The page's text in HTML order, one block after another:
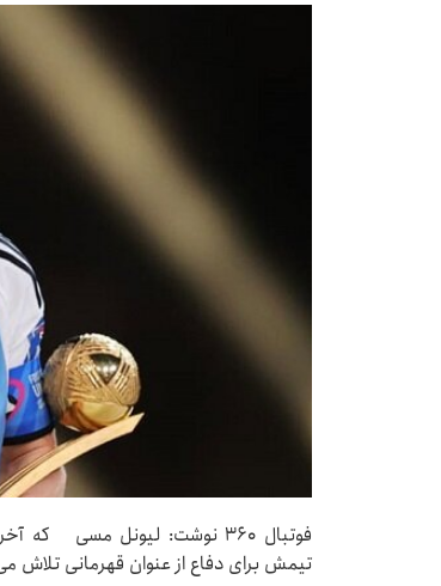
فوتبال ۳۶۰ نوشت: لیونل مسی
تیمش برای دفاع از عنوان قهرمانی تلاش